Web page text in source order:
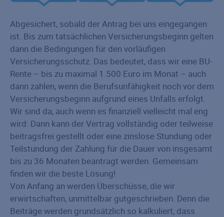
Abgesichert, sobald der Antrag bei uns eingegangen
ist. Bis zum tatsächlichen Versicherungsbeginn gelten
dann die Bedingungen für den vorläufigen
Versicherungsschutz. Das bedeutet, dass wir eine BU-
Rente – bis zu maximal 1.500 Euro im Monat – auch
dann zahlen, wenn die Berufsunfähigkeit noch vor dem
Versicherungsbeginn aufgrund eines Unfalls erfolgt.
Wir sind da, auch wenn es finanziell vielleicht mal eng
wird: Dann kann der Vertrag vollständig oder teilweise
beitragsfrei gestellt oder eine zinslose Stundung oder
Teilstundung der Zahlung für die Dauer von insgesamt
bis zu 36 Monaten beantragt werden. Gemeinsam
finden wir die beste Lösung!
Von Anfang an werden Überschüsse, die wir
erwirtschaften, unmittelbar gutgeschrieben. Denn die
Beiträge werden grundsätzlich so kalkuliert, dass